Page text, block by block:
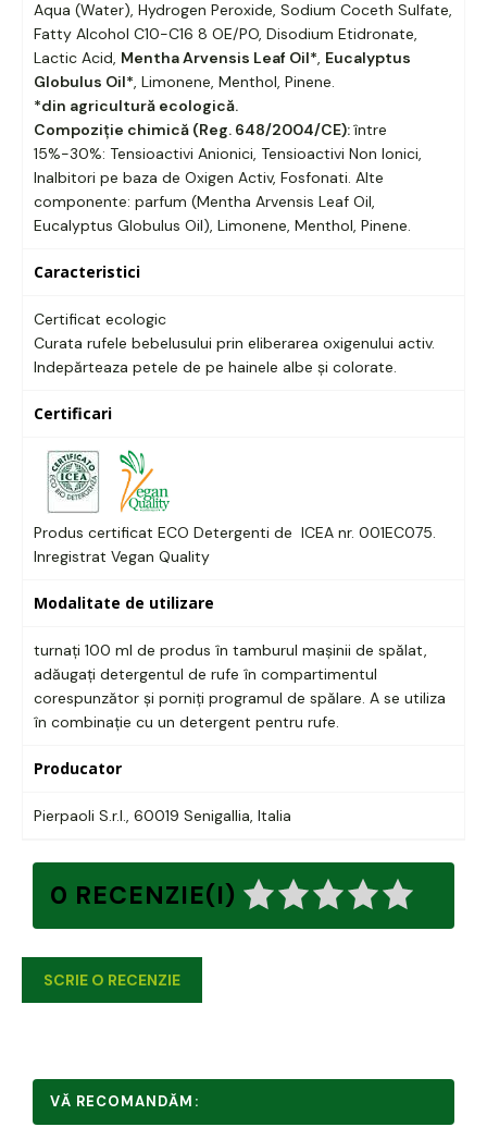
Aqua (Water), Hydrogen Peroxide, Sodium Coceth Sulfate,
Fatty Alcohol C10-C16 8 OE/PO, Disodium Etidronate,
Lactic Acid, Mentha Arvensis Leaf Oil*, Eucalyptus
Globulus Oil*, Limonene, Menthol, Pinene.
*din agricultură ecologică.
Compoziție chimică (Reg. 648/2004/CE):între
15%-30%: Tensioactivi Anionici, Tensioactivi Non Ionici,
Inalbitori pe baza de Oxigen Activ, Fosfonati. Alte
componente: parfum (Mentha Arvensis Leaf Oil,
Eucalyptus Globulus Oil), Limonene, Menthol, Pinene.
Caracteristici
Certificat ecologic
Curata rufele bebelusului prin eliberarea oxigenului activ.
Indepărteaza petele de pe hainele albe și colorate.
Certificari
Produs certificat ECO Detergenti de ICEA nr. 001EC075.
Inregistrat Vegan Quality
Modalitate de utilizare
turnați 100 ml de produs în tamburul mașinii de spălat,
adăugați detergentul de rufe în compartimentul
corespunzător și porniți programul de spălare. A se utiliza
în combinație cu un detergent pentru rufe.
Producator
Pierpaoli S.r.l., 60019 Senigallia, Italia
0 RECENZIE(I)
SCRIE O RECENZIE
VĂ RECOMANDĂM: